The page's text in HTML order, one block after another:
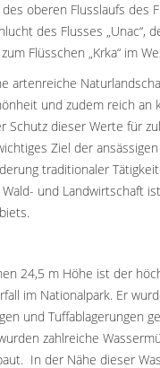
oberen Flusslaufs des
des Flusses „Unac“,
Flüsschen „Krka“ im
artenreiche
und zudem reich an
Schutz dieser Werte für
Ziel der
traditionaler
Wald- und Landwirtschaft
24,5 m Höhe ist der
im Nationalpark. Er
und Tuffablagerungen
zahlreiche
In der Nähe dieser